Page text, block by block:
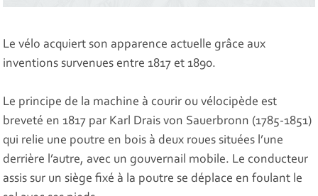
Le vélo acquiert son apparence actuelle grâce aux
inventions survenues entre 1817 et 1890.
Le principe de la machine à courir ou vélocipède est
breveté en 1817 par Karl Drais von Sauerbronn (1785-1851)
qui relie une poutre en bois à deux roues situées l’une
derrière l’autre, avec un gouvernail mobile. Le conducteur
assis sur un siège fixé à la poutre se déplace en foulant le